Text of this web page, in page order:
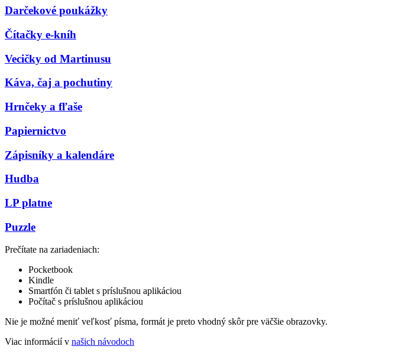
Darčekové poukážky
Čítačky e-kníh
Vecičky od Martinusu
Káva, čaj a pochutiny
Hrnčeky a fľaše
Papiernictvo
Zápisníky a kalendáre
Hudba
LP platne
Puzzle
Prečítate na zariadeniach:
Pocketbook
Kindle
Smartfón či tablet s príslušnou aplikáciou
Počítač s príslušnou aplikáciou
Nie je možné meniť veľkosť písma, formát je preto vhodný skôr pre väčšie obrazovky.
Viac informácií v našich návodoch